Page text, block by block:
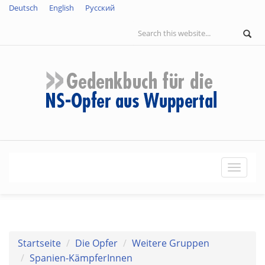
Direkt
Deutsch English Русский
Suchformular
Startseite Die Opfer
Weitere Gruppen
Spanien-KämpferInnen